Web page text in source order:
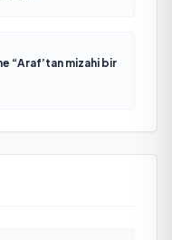
“Araf’tan mizahi bir